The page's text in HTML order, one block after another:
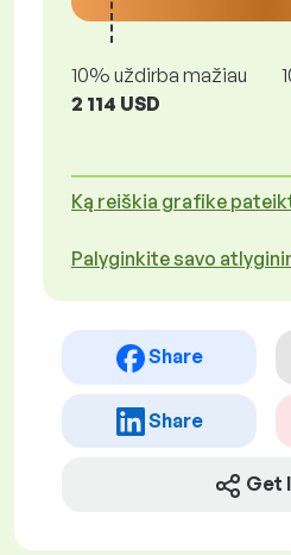
10% uždirba mažiau
2 114 USD
Ką reiškia grafike
Palyginkite savo
Share
Share
Get